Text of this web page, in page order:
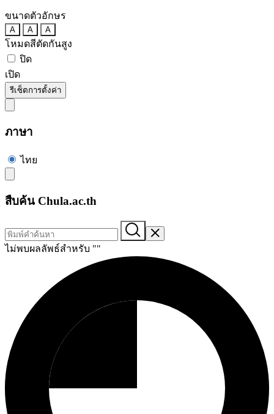
ขนาดตัวอักษร
A A A
โหมดสีตัดกันสูง
ปิด
เปิด
รีเซ็ตการตั้งค่า
ภาษา
ไทย
สืบค้น Chula.ac.th
ไม่พบผลลัพธ์สำหรับ ""